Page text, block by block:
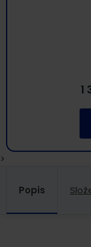
1
>
Popis